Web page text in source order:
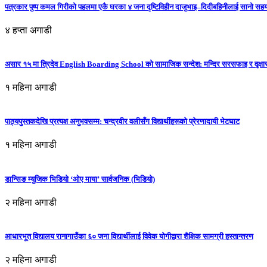
पत्रकार पुष्प कमल गिरीको पहलमा एकै घरका ४ जना दृष्टिविहीन दाजुभाइ–दिदीबहिनीलाई सानो
४ हप्ता अगाडी
असार १५ मा त्रिदेव English Boarding School को सामाजिक सन्देश: मन्दिर सरसफाइ र
१ महिना अगाडी
पाठ्यपुस्तकदेखि प्रत्यक्ष अनुभवसम्म: चन्द्रवीर वलीसँग विद्यार्थीहरूको प्रेरणादायी भेटघाट
१ महिना अगाडी
डान्सिङ म्युजिक भिडियो ‘ओए माया’ सार्वजनिक (भिडियो)
२ महिना अगाडी
आधारभूत विद्यालय रानागाउँका ६० जना विद्यार्थीलाई विवेक योगीद्वारा शैक्षिक सामग्री हस्तान्तरण
२ महिना अगाडी